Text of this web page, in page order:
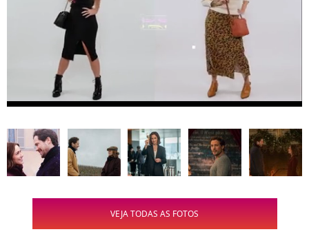
VEJA TODAS AS FOTOS